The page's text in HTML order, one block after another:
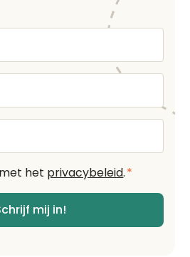
het privacybeleid.*
mij in!